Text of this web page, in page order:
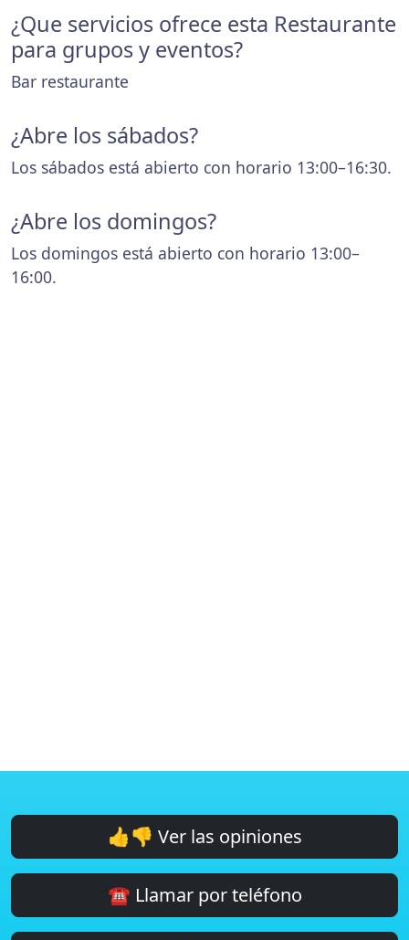
¿Que servicios ofrece esta Restaurante
para grupos y eventos?
Bar restaurante
¿Abre los sábados?
Los sábados está abierto con horario 13:00–16:30.
¿Abre los domingos?
Los domingos está abierto con horario 13:00–
16:00.
👍👎 Ver las opiniones
☎️ Llamar por teléfono